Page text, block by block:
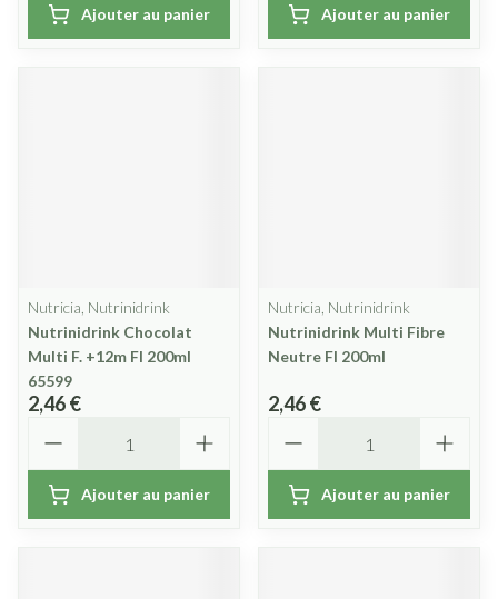
Ajouter au panier Ajouter au panier
Nutricia, Nutrinidrink
Nutrinidrink Chocolat
Multi F. +12m Fl 200ml
65599
2,46 €
Ajouter au panier
Nutricia, Nutrinidrink
Nutrinidrink Multi Fibre
Neutre Fl 200ml
2,46 €
Ajouter au panier